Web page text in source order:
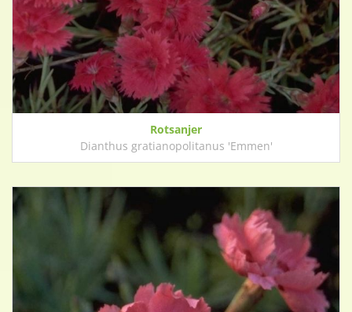
Rotsanjer
Dianthus gratianopolitanus 'Emmen'